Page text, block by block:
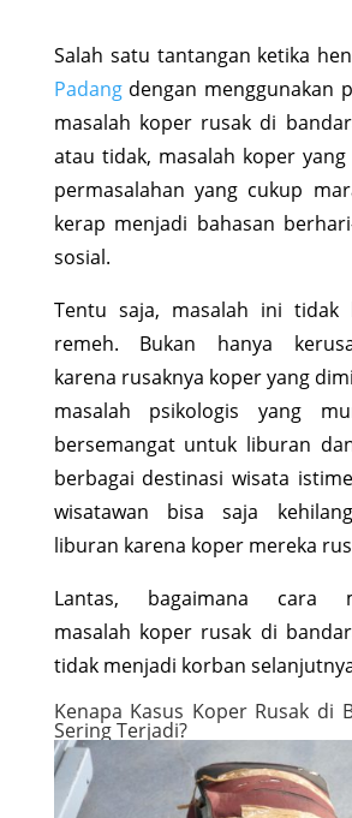
Salah satu tantangan ketika
Padangdengan menggunakan
masalah koper rusak di
atau tidak, masalah koper
permasalahan yang cukup
kerap menjadi bahasan
sosial.
Tentu saja, masalah ini tidak
remeh. Bukan hanya
karena rusaknya koper yang
masalah psikologis yang
bersemangat untuk liburan
berbagai destinasi wisata
wisatawan bisa saja
liburan karena koper mereka
Lantas, bagaimana cara
masalah koper rusak di
tidak menjadi korban
Kenapa Kasus Koper Rusak di
Sering Terjadi?